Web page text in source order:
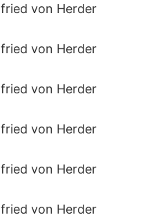
von Herder
von Herder
von Herder
von Herder
von Herder
von Herder